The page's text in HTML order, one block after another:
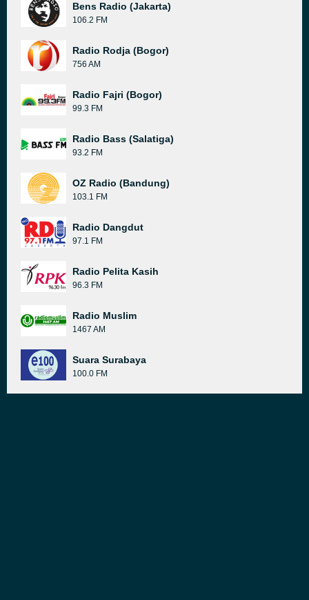
Bens Radio (Jakarta)
106.2 FM
Radio Rodja (Bogor)
756 AM
Radio Fajri (Bogor)
99.3 FM
Radio Bass (Salatiga)
93.2 FM
OZ Radio (Bandung)
103.1 FM
Radio Dangdut
97.1 FM
Radio Pelita Kasih
96.3 FM
Radio Muslim
1467 AM
Suara Surabaya
100.0 FM